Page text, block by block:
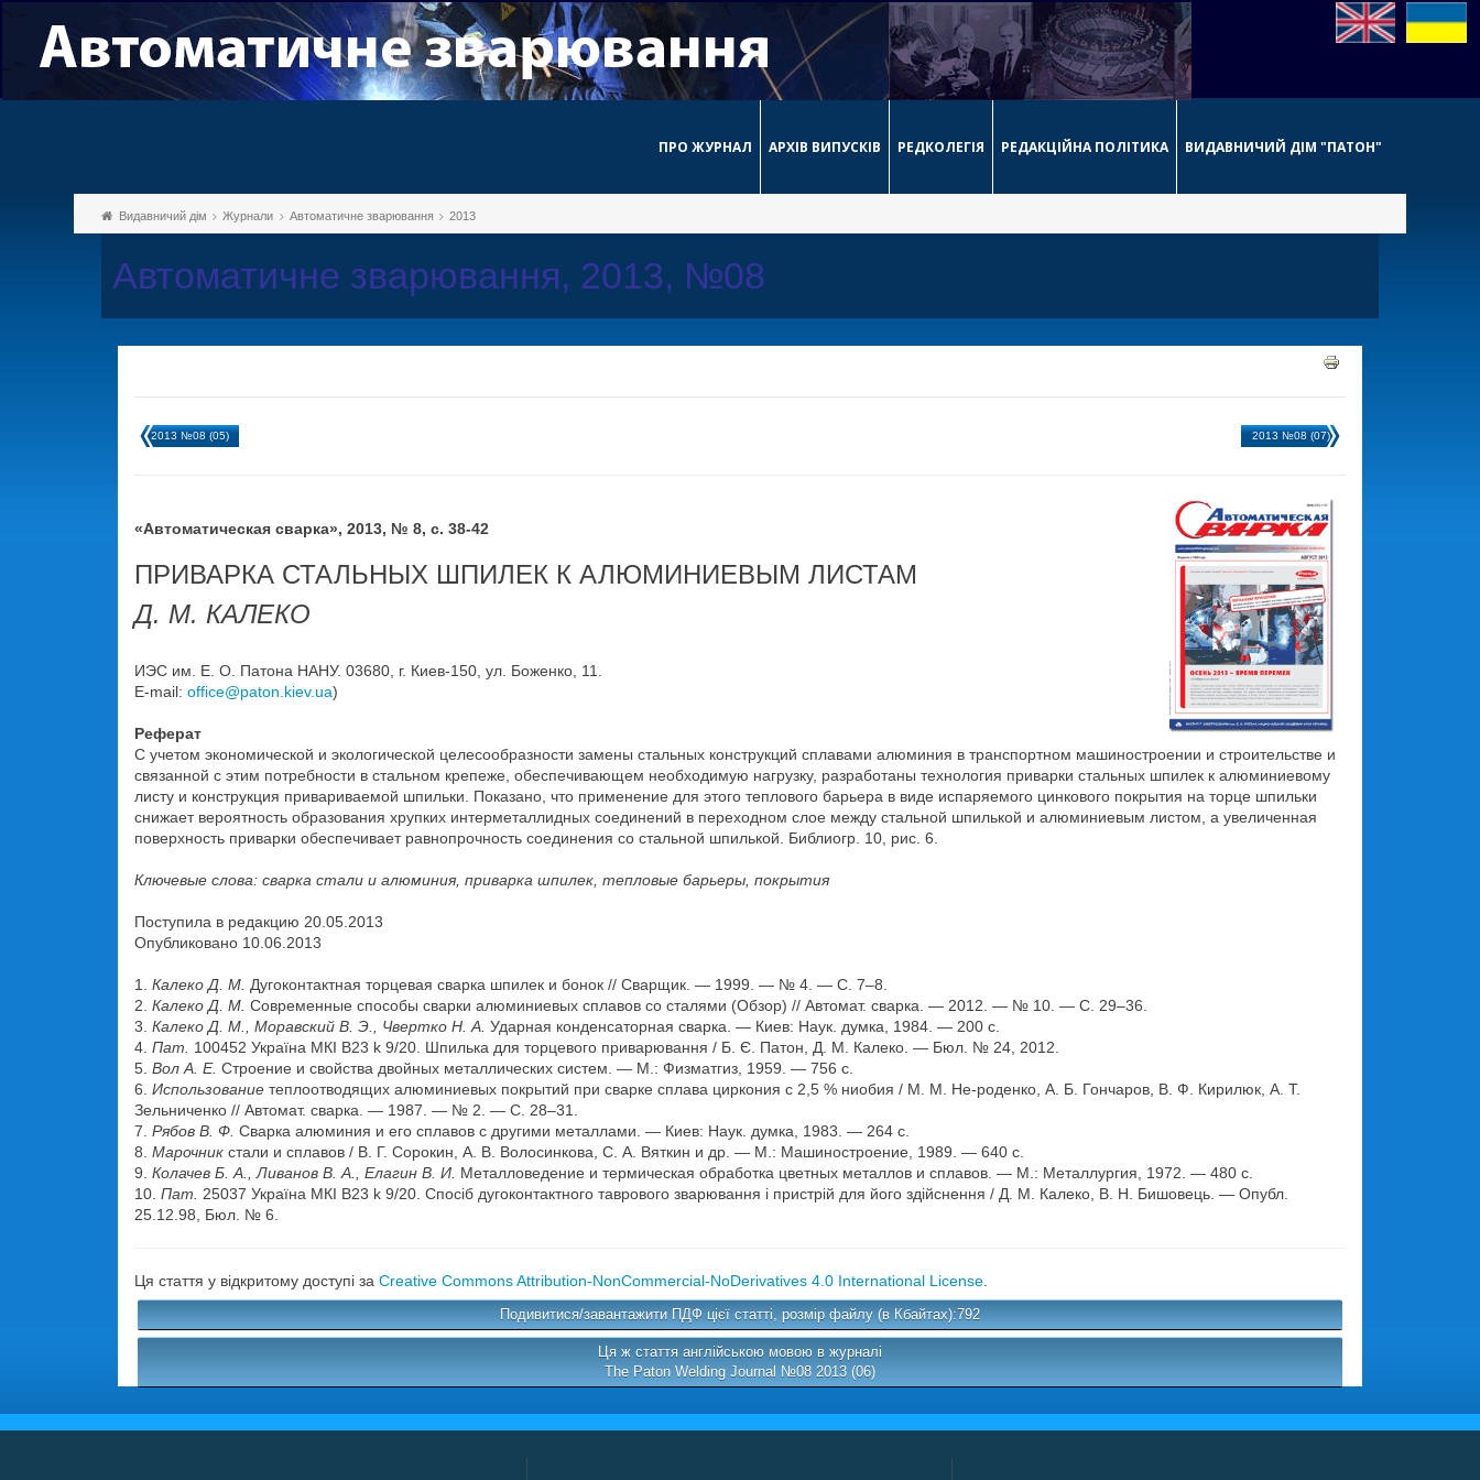
ПРО ЖУРНАЛ АРХІВ ВИПУСКІВ РЕДКОЛЕГІЯ РЕДАКЦІЙНА ПОЛІТИКА ВИДАВНИЧИЙ ДІМ "ПАТОН"
Видавничий дім Журнали Автоматичне зварювання 2013
Автоматичне зварювання, 2013, №08
2013 №08 (05) 2013 №08 (07)
«Автоматическая сварка», 2013, № 8, с. 38-42
ПРИВАРКА СТАЛЬНЫХ ШПИЛЕК К АЛЮМИНИЕВЫМ ЛИСТАМ
Д. М. КАЛЕКО
ИЭС им. Е. О. Патона НАНУ. 03680, г. Киев-150, ул. Боженко, 11.
E-mail: office@paton.kiev.ua)
Реферат
С учетом экономической и экологической целесообразности замены стальных конструкций сплавами алюминия в транспортном машиностроении и строительстве и
связанной с этим потребности в стальном крепеже, обеспечивающем необходимую нагрузку, разработаны технология приварки стальных шпилек к алюминиевому
листу и конструкция привариваемой шпильки. Показано, что применение для этого теплового барьера в виде испаряемого цинкового покрытия на торце шпильки
снижает вероятность образования хрупких интерметаллидных соединений в переходном слое между стальной шпилькой и алюминиевым листом, а увеличенная
поверхность приварки обеспечивает равнопрочность соединения со стальной шпилькой. Библиогр. 10, рис. 6.
Ключевые слова: сварка стали и алюминия, приварка шпилек, тепловые барьеры, покрытия
Поступила в редакцию 20.05.2013
Опубликовано 10.06.2013
1. Калеко Д. М. Дугоконтактная торцевая сварка шпилек и бонок // Сварщик. — 1999. — № 4. — С. 7–8.
2. Калеко Д. М. Современные способы сварки алюминиевых сплавов со сталями (Обзор) // Автомат. сварка. — 2012. — № 10. — С. 29–36.
3. Калеко Д. М., Моравский В. Э., Чвертко Н. А. Ударная конденсаторная сварка. — Киев: Наук. думка, 1984. — 200 с.
4. Пат. 100452 Україна МКI B23 k 9/20. Шпилька для торцевого приварювання / Б. Є. Патон, Д. М. Калеко. — Бюл. № 24, 2012.
5. Вол А. Е. Строение и свойства двойных металлических систем. — М.: Физматгиз, 1959. — 756 с.
6. Использование теплоотводящих алюминиевых покрытий при сварке сплава циркония с 2,5 % ниобия / М. М. Не-роденко, А. Б. Гончаров, В. Ф. Кирилюк, А. Т.
Зельниченко // Автомат. сварка. — 1987. — № 2. — С. 28–31.
7. Рябов В. Ф. Сварка алюминия и его сплавов с другими металлами. — Киев: Наук. думка, 1983. — 264 с.
8. Марочник стали и сплавов / В. Г. Сорокин, А. В. Волосинкова, С. А. Вяткин и др. — М.: Машиностроение, 1989. — 640 с.
9. Колачев Б. А., Ливанов В. А., Елагин В. И. Металловедение и термическая обработка цветных металлов и сплавов. — М.: Металлургия, 1972. — 480 с.
10. Пат. 25037 Україна МКI B23 k 9/20. Спосіб дугоконтактного таврового зварювання і пристрій для його здійснення / Д. М. Калеко, В. Н. Бишовець. — Опубл.
25.12.98, Бюл. № 6.
Ця стаття у відкритому доступі за Creative Commons Attribution-NonCommercial-NoDerivatives 4.0 International License
Подивитися/завантажити ПДФ цієї статті, розмір файлу (в Кбайтах):792
Ця ж стаття англійською мовою в журналі
The Paton Welding Journal №08 2013 (06)